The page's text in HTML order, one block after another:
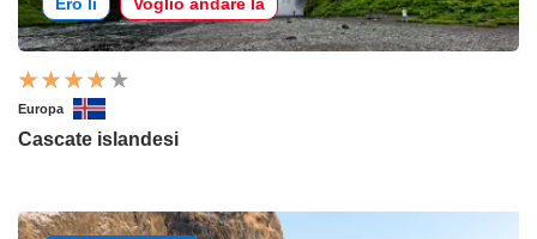
Europa
Cascate islandesi